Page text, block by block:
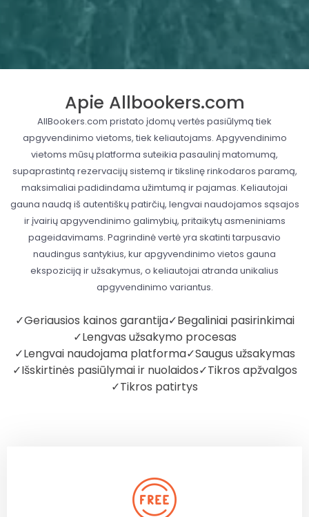
Apie Allbookers.com
AllBookers.com pristato įdomų vertės pasiūlymą tiek
apgyvendinimo vietoms, tiek keliautojams. Apgyvendinimo
vietoms mūsų platforma suteikia pasaulinį matomumą,
supaprastintą rezervacijų sistemą ir tikslinę rinkodaros paramą,
maksimaliai padidindama užimtumą ir pajamas. Keliautojai
gauna naudą iš autentiškų patirčių, lengvai naudojamos sąsajos
ir įvairių apgyvendinimo galimybių, pritaikytų asmeniniams
pageidavimams. Pagrindinė vertė yra skatinti tarpusavio
naudingus santykius, kur apgyvendinimo vietos gauna
ekspoziciją ir užsakymus, o keliautojai atranda unikalius
apgyvendinimo variantus.
✓Geriausios kainos garantija✓Begaliniai pasirinkimai
✓Lengvas užsakymo procesas
✓Lengvai naudojama platforma✓Saugus užsakymas
✓Išskirtinės pasiūlymai ir nuolaidos✓Tikros apžvalgos
✓Tikros patirtys